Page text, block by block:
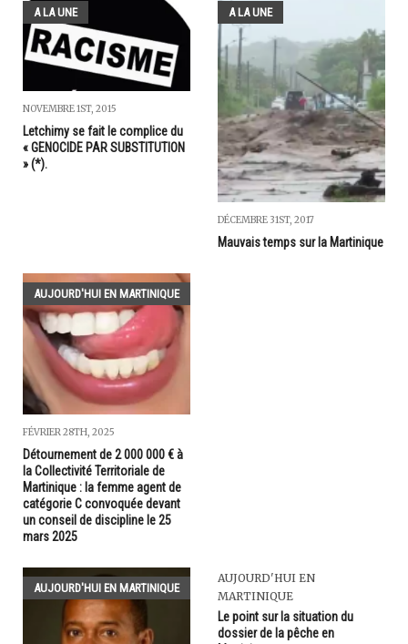
A LA UNE
NOVEMBRE 1ST, 2015
Letchimy se fait le complice du
« GENOCIDE PAR SUBSTITUTION
» (*).
A LA UNE
DÉCEMBRE 31ST, 2017
Mauvais temps sur la Martinique
AUJOURD'HUI EN MARTINIQUE
FÉVRIER 28TH, 2025
Détournement de 2 000 000 € à
la Collectivité Territoriale de
Martinique : la femme agent de
catégorie C convoquée devant
un conseil de discipline le 25
mars 2025
AUJOURD'HUI EN MARTINIQUE
AUJOURD'HUI EN
MARTINIQUE
Le point sur la situation du
dossier de la pêche en